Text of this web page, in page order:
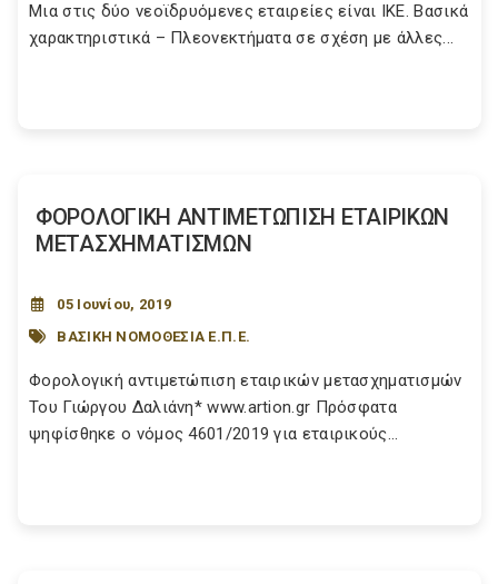
Μια στις δύο νεοϊδρυόμενες εταιρείες είναι ΙΚΕ. Βασικά
χαρακτηριστικά – Πλεονεκτήματα σε σχέση με άλλες...
ΦΟΡΟΛΟΓΙΚΗ ΑΝΤΙΜΕΤΩΠΙΣΗ ΕΤΑΙΡΙΚΩΝ
ΜΕΤΑΣΧΗΜΑΤΙΣΜΩΝ
05 Ιουνίου, 2019
ΒΑΣΙΚΗ ΝΟΜΟΘΕΣΙΑ Ε.Π.Ε.
Φορολογική αντιμετώπιση εταιρικών μετασχηματισμών
Του Γιώργου Δαλιάνη* www.artion.gr Πρόσφατα
ψηφίσθηκε ο νόμος 4601/2019 για εταιρικούς...